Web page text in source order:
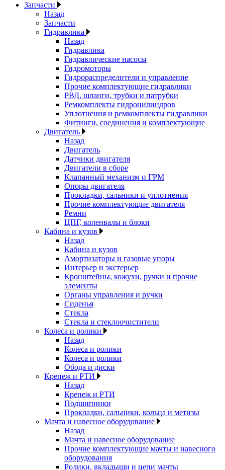
Запчасти
Назад
Запчасти
Гидравлика
Назад
Гидравлика
Гидравлические насосы
Гидромоторы
Гидрораспределители и управление
Прочие комплектующие гидравлики
РВД, шланги, трубки и патрубки
Ремкомплекты гидроцилиндров
Уплотнения и ремкомплекты гидравлики
Фитинги, соединения и комплектующие
Двигатель
Назад
Двигатель
Датчики двигателя
Двигатели в сборе
Клапанный механизм и ГРМ
Опоры двигателя
Прокладки, сальники и уплотнения
Прочие комплектующие двигателя
Ремни
ЦПГ, коленвалы и блоки
Кабина и кузов
Назад
Кабина и кузов
Амортизаторы и газовые упоры
Интерьер и экстерьер
Кронштейны, кожухи, ручки и прочие
элементы
Органы управления и ручки
Сиденья
Стекла
Стекла и стеклоочистители
Колеса и ролики
Назад
Колеса и ролики
Колеса и ролики
Обода и диски
Крепеж и РТИ
Назад
Крепеж и РТИ
Подшипники
Прокладки, сальники, кольца и метизы
Мачта и навесное оборудование
Назад
Мачта и навесное оборудование
Прочие комплектующие мачты и навесного
оборудования
Ролики, вкладыши и цепи мачты